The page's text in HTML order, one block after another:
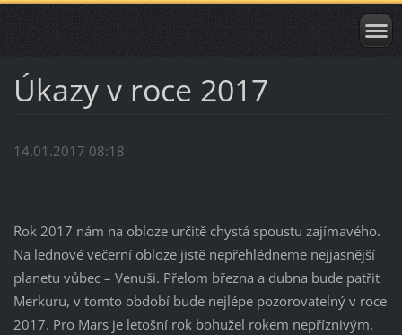
Úkazy v roce 2017
14.01.2017 08:18
Rok 2017 nám na obloze určitě chystá spoustu zajímavého.
Na lednové večerní obloze jistě nepřehlédneme nejjasnější
planetu vůbec – Venuši. Přelom března a dubna bude patřit
Merkuru, v tomto období bude nejlépe pozorovatelný v roce
2017. Pro Mars je letošní rok bohužel rokem nepříznivým,